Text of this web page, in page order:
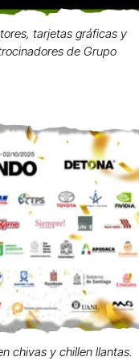
tarjetas gráficas y
de Grupo
chivas y chillen llantas.